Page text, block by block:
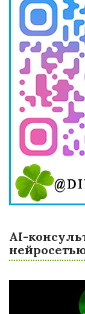
AI-